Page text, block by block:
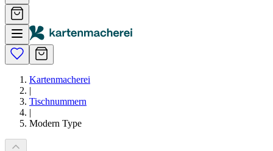
Kartenmacherei
|
Tischnummern
|
Modern Type